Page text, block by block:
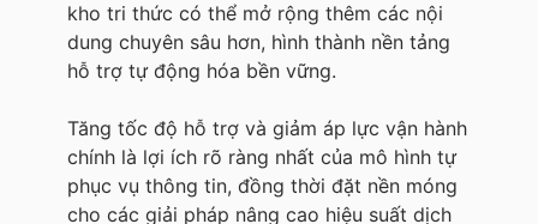
kho tri thức có thể mở rộng thêm các nội
dung chuyên sâu hơn, hình thành nền tảng
hỗ trợ tự động hóa bền vững.
Tăng tốc độ hỗ trợ và giảm áp lực vận hành
chính là lợi ích rõ ràng nhất của mô hình tự
phục vụ thông tin, đồng thời đặt nền móng
cho các giải pháp nâng cao hiệu suất dịch